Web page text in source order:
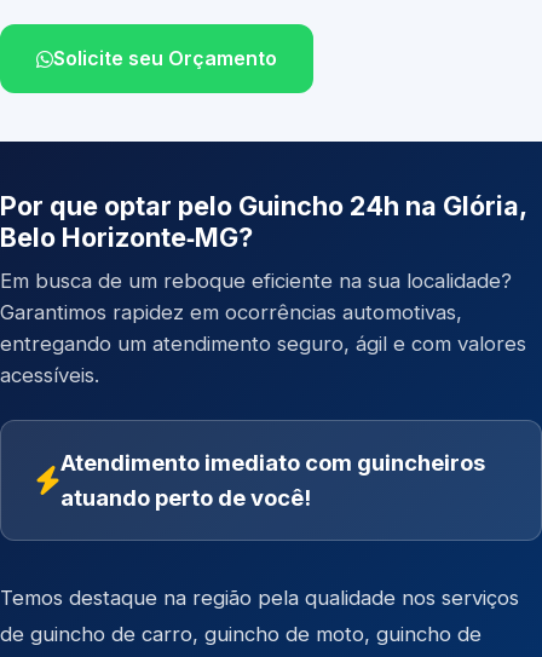
Solicite seu Orçamento
Por que optar pelo Guincho 24h na Glória,
Belo Horizonte‑MG?
Em busca de um reboque eficiente na sua localidade?
Garantimos rapidez em ocorrências automotivas,
entregando um atendimento seguro, ágil e com valores
acessíveis.
Atendimento imediato com guincheiros
atuando perto de você!
Temos destaque na região pela qualidade nos serviços
de guincho de carro, guincho de moto, guincho de